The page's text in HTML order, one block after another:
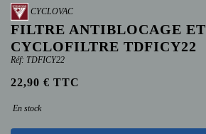
CYCLOVAC
FILTRE ANTIBLOCAGE ET
CYCLOFILTRE TDFICY22
Réf: TDFICY22
22,90 € TTC
En stock